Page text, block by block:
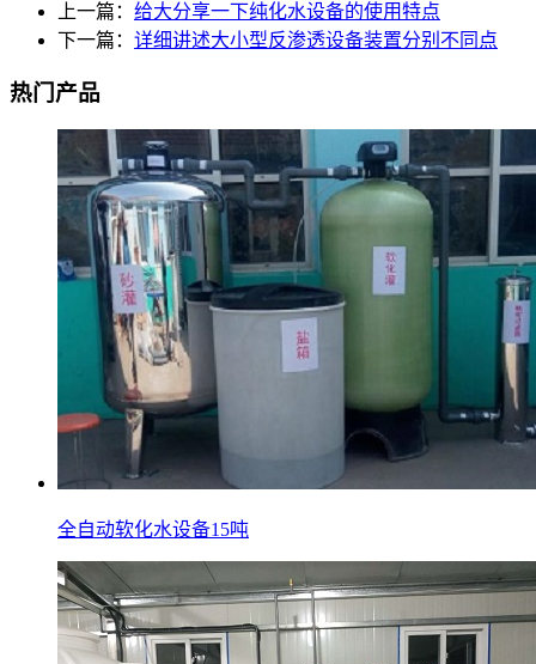
上一篇： 给大分享一下纯化水设备的使用特点
下一篇： 详细讲述大小型反渗透设备装置分别不同点
热门产品
全自动软化水设备15吨